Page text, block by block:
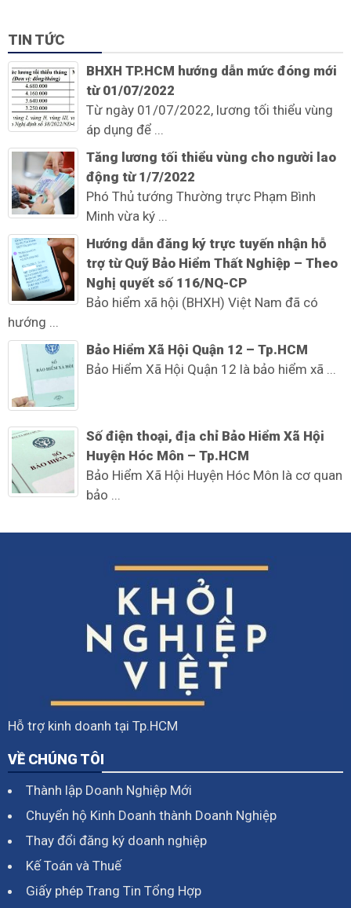
TIN TỨC
BHXH TP.HCM hướng dẫn mức đóng mới
từ 01/07/2022
Từ ngày 01/07/2022, lương tối thiểu vùng
áp dụng để ...
Tăng lương tối thiểu vùng cho người lao
động từ 1/7/2022
Phó Thủ tướng Thường trực Phạm Bình
Minh vừa ký ...
Hướng dẫn đăng ký trực tuyến nhận hỗ
trợ từ Quỹ Bảo Hiểm Thất Nghiệp – Theo
Nghị quyết số 116/NQ-CP
Bảo hiểm xã hội (BHXH) Việt Nam đã có
hướng ...
Bảo Hiểm Xã Hội Quận 12 – Tp.HCM
Bảo Hiểm Xã Hội Quận 12 là bảo hiểm xã ...
Số điện thoại, địa chỉ Bảo Hiểm Xã Hội
Huyện Hóc Môn – Tp.HCM
Bảo Hiểm Xã Hội Huyện Hóc Môn là cơ quan
bảo ...
Hỗ trợ kinh doanh tại Tp.HCM
VỀ CHÚNG TÔI
Thành lập Doanh Nghiệp Mới
Chuyển hộ Kinh Doanh thành Doanh Nghiệp
Thay đổi đăng ký doanh nghiệp
Kế Toán và Thuế
Giấy phép Trang Tin Tổng Hợp